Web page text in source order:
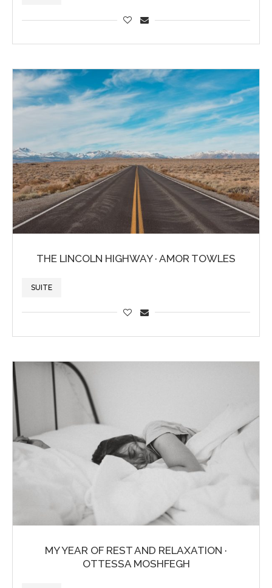
THE LINCOLN HIGHWAY · AMOR TOWLES
SUITE
MY YEAR OF REST AND RELAXATION ·
OTTESSA MOSHFEGH